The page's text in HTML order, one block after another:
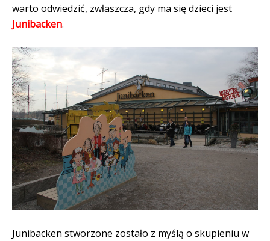
warto odwiedzić, zwłaszcza, gdy ma się dzieci jest
Junibacken.
Junibacken stworzone zostało z myślą o skupieniu w